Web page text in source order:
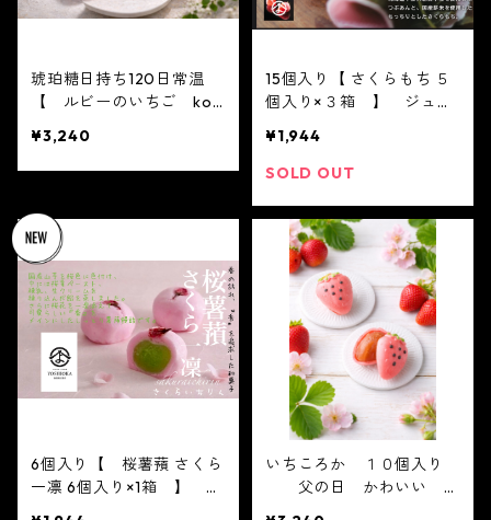
琥珀糖日持ち120日常温
【 ルビーのいちご koh
のいちご大福ではありませ
ん。写真はイメージです。
いちご DAIFUKU
ありがとう ２０２２
spring 春 イチゴ 大
福 フルーツ大福 お取り
寄せ テレビで話題 koha
kutou 琥珀 琥珀糖 ASM
R 咀嚼音
¥3,240
15個入り【 さくらもち ５
個入り×３箱 】 ジュエ
AIFUKU ありがと
う ２０２１ spring
ツ大福 お取り寄せ テレ
ビで話題
¥1,944
SOLD OUT
6個入り【 桜薯蕷 さくら
一凛 6個入り×1箱 】 ジ
いちころか １０個入り
父の日 かわいい フ